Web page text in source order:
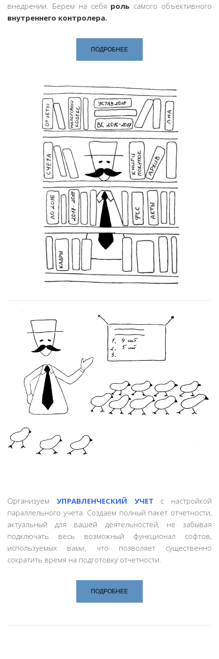
внедрении. Берем на себя роль самого объективного
внутреннего контролера.
ПОДРОБНЕЕ
Организуем УПРАВЛЕНЧЕСКИЙ УЧЕТ с настройкой
параллельного учета. Создаем полный пакет отчетности,
актуальный для вашей деятельностей, не забывая
подключать весь возможный функционал софтов,
используемых вами, что позволяет существенно
сократить время на подготовку отчетности.
ПОДРОБНЕЕ